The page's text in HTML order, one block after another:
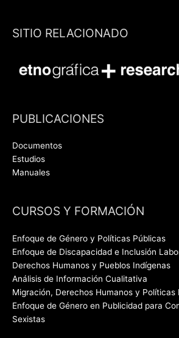
SITIO RELACIONADO
PUBLICACIONES
Documentos
Estudios
Manuales
CURSOS Y FORMACIÓN
Enfoque de Género y Políticas Públicas
Enfoque de Discapacidad e Inclusión
Derechos Humanos y Pueblos Indígenas
Análisis de Información Cualitativa
Migración, Derechos Humanos y Políticas
Enfoque de Género en Publicidad para
Sexistas